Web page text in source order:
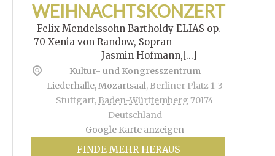
WEIHNACHTSKONZERT
Felix Mendelssohn Bartholdy ELIAS op.
70 Xenia von Randow, Sopran
Jasmin Hofmann,[...]
Kultur- und Kongresszentrum
Liederhalle, Mozartsaal, Berliner Platz 1-3
Stuttgart, Baden-Württemberg 70174
Deutschland
Google Karte anzeigen
FINDE MEHR HERAUS